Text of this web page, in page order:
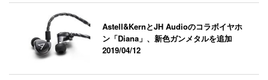
Astell&KernとJH Audioのコラボイヤホ
ン「Diana」、新色ガンメタルを追加
2019/04/12